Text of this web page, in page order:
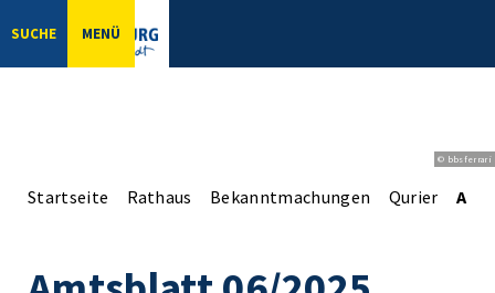
SUCHE MENÜ
© bbsferrari
Startseite Rathaus Bekanntmachungen Qurier